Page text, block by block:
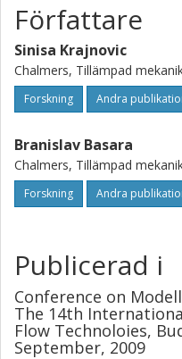
Författare
Sinisa Krajnovic
Chalmers, Tillämpad
Forskning Andra
Branislav Basara
Chalmers, Tillämpad
Forskning Andra
Publicerad i
Conference on
The 14th
Flow Technoloies,
September, 2009